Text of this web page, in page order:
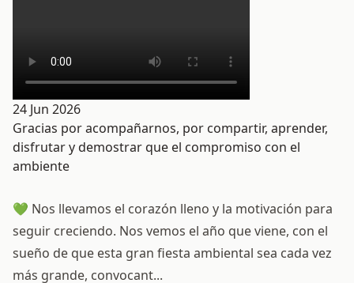
24 Jun 2026
Gracias por acompañarnos, por compartir, aprender,
disfrutar y demostrar que el compromiso con el
ambiente
💚 Nos llevamos el corazón lleno y la motivación para
seguir creciendo. Nos vemos el año que viene, con el
sueño de que esta gran fiesta ambiental sea cada vez
más grande, convocant...